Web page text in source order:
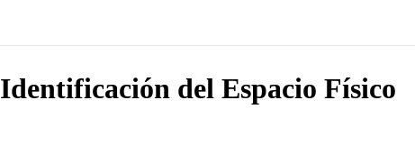
Identificación del Espacio Físico